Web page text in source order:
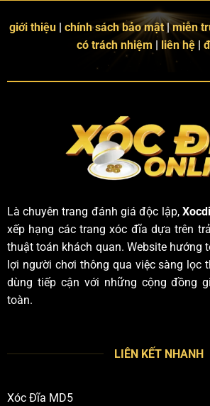
giới thiệu| chính sách bảo mật|miễn
có trách nhiệm | liên hệ|
Là chuyên trang đánh giá độc lập,
xếp hạng các trang xóc đĩa dựa trên
thuật toán khách quan. Website hướng
lợi người chơi thông qua việc sàng lọc
dùng tiếp cận với những cộng đồng
toàn.
LIÊN KẾT NHANH
Xóc Đĩa MD5